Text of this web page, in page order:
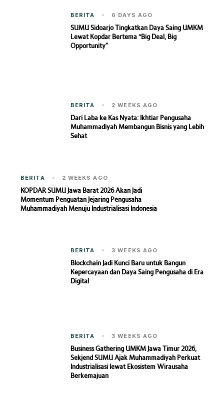
BERITA 6 DAYS AGO
SUMU Sidoarjo Tingkatkan Daya Saing UMKM
Lewat Kopdar Bertema “Big Deal, Big
Opportunity”
BERITA 2 WEEKS AGO
Dari Laba ke Kas Nyata: Ikhtiar Pengusaha
Muhammadiyah Membangun Bisnis yang Lebih
Sehat
BERITA 2 WEEKS AGO
KOPDAR SUMU Jawa Barat 2026 Akan Jadi
Momentum Penguatan Jejaring Pengusaha
Muhammadiyah Menuju Industrialisasi Indonesia
BERITA 3 WEEKS AGO
Blockchain Jadi Kunci Baru untuk Bangun
Kepercayaan dan Daya Saing Pengusaha di Era
Digital
BERITA 3 WEEKS AGO
Business Gathering UMKM Jawa Timur 2026,
Sekjend SUMU Ajak Muhammadiyah Perkuat
Industrialisasi lewat Ekosistem Wirausaha
Berkemajuan